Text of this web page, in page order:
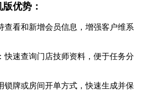
优势：
查看和新增会员信息，增强客户维系
快速查询门店技师资料，便于任务分
锁牌或房间开单方式，快速生成并保